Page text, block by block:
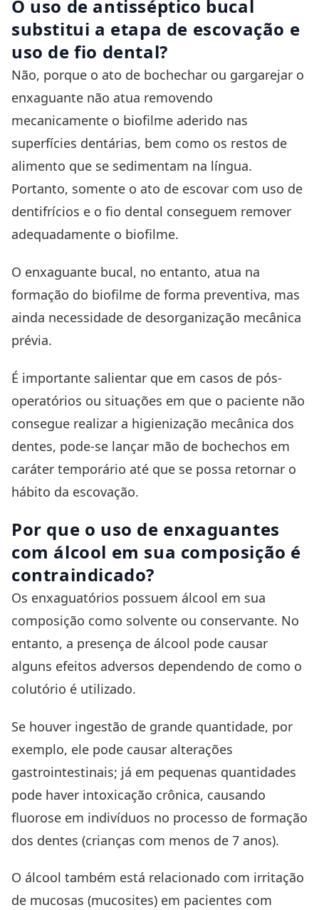
O uso de antisséptico bucal
substitui a etapa de escovação e
uso de fio dental?
Não, porque o ato de bochechar ou gargarejar o
enxaguante não atua removendo
mecanicamente o biofilme aderido nas
superfícies dentárias, bem como os restos de
alimento que se sedimentam na língua.
Portanto, somente o ato de escovar com uso de
dentifrícios e o fio dental conseguem remover
adequadamente o biofilme.
O enxaguante bucal, no entanto, atua na
formação do biofilme de forma preventiva, mas
ainda necessidade de desorganização mecânica
prévia.
É importante salientar que em casos de pós-
operatórios ou situações em que o paciente não
consegue realizar a higienização mecânica dos
dentes, pode-se lançar mão de bochechos em
caráter temporário até que se possa retornar o
hábito da escovação.
Por que o uso de enxaguantes
com álcool em sua composição é
contraindicado?
Os enxaguatórios possuem álcool em sua
composição como solvente ou conservante. No
entanto, a presença de álcool pode causar
alguns efeitos adversos dependendo de como o
colutório é utilizado.
Se houver ingestão de grande quantidade, por
exemplo, ele pode causar alterações
gastrointestinais; já em pequenas quantidades
pode haver intoxicação crônica, causando
fluorose em indivíduos no processo de formação
dos dentes (crianças com menos de 7 anos).
O álcool também está relacionado com irritação
de mucosas (mucosites) em pacientes com